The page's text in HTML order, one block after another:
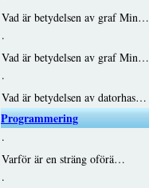
Vad är betydelsen av graf Min…
·
Vad är betydelsen av graf Min…
·
Vad är betydelsen av datorhas…
Programmering
·
Varför är en sträng oförä…
·